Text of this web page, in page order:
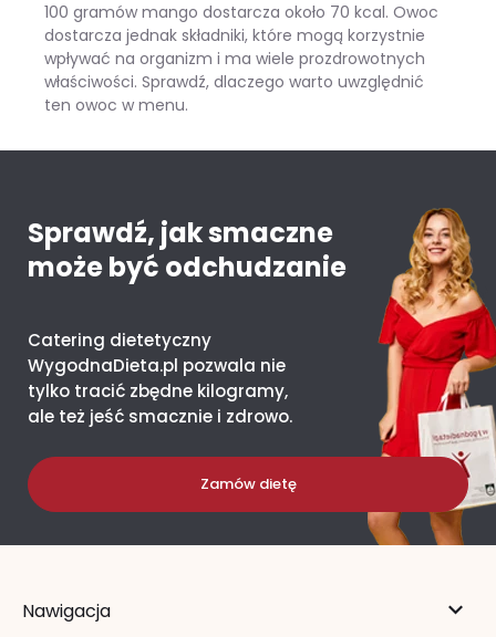
100 gramów mango dostarcza około 70 kcal. Owoc
dostarcza jednak składniki, które mogą korzystnie
wpływać na organizm i ma wiele prozdrowotnych
właściwości. Sprawdź, dlaczego warto uwzględnić
ten owoc w menu.
Sprawdź, jak smaczne
może być odchudzanie
Catering dietetyczny
WygodnaDieta.pl pozwala nie
tylko tracić zbędne kilogramy,
ale też jeść smacznie i zdrowo.
Zamów dietę
Nawigacja